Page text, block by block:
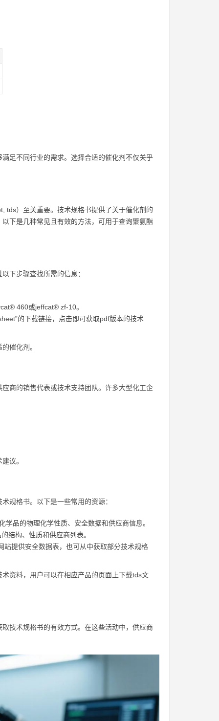
足不同行业的需求。选择合适的催化剂不仅关乎
tds）至关重要。技术规格书提供了关于催化剂的
下是几种常见且有效的方法，可用于查询聚氨酯
下步骤查找所需的信息：
460或jeffcat® zf-10。
的下载链接，点击即可获取pdf版本的技术
催化剂。
商的销售代表或技术支持团队。许多大型化工企
议。
规格书。以下是一些常用的资源：
品的物理化学性质、安全数据和供应商信息。
结构、性质和供应商列表。
提供安全数据表，也可从中获取部分技术规格
资料，用户可以在相应产品的页面上下载tds文
技术规格书的有效方式。在这些活动中，供应商